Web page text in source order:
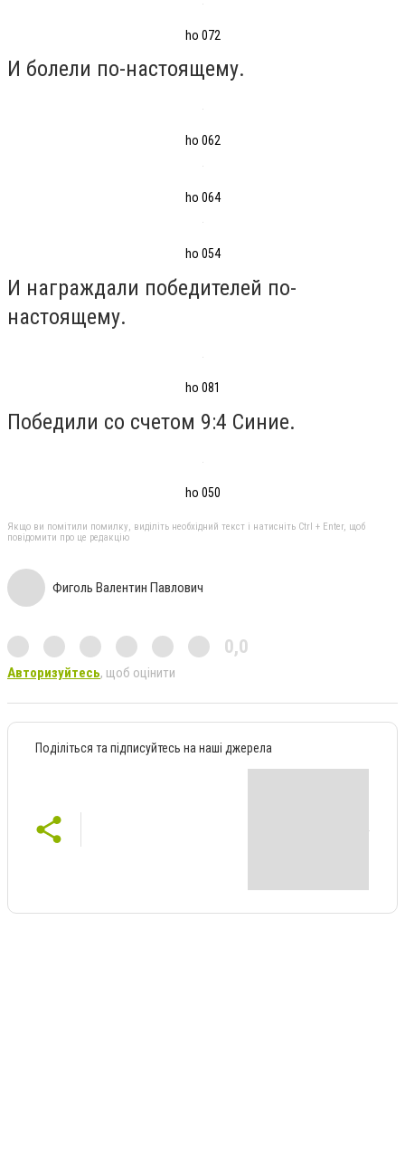
ho 072
И болели по-настоящему.
ho 062
ho 064
ho 054
И награждали победителей по-
настоящему.
ho 081
Победили со счетом 9:4 Синие.
ho 050
Якщо ви помітили помилку, виділіть необхідний текст і натисніть Ctrl + Enter, щоб
повідомити про це редакцію
Фиголь Валентин Павлович
0,0
Авторизуйтесь, щоб оцінити
Поділіться та підписуйтесь на наші джерела